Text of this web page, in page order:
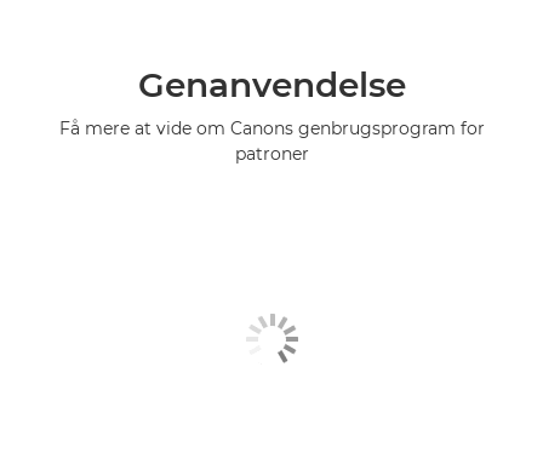
Genanvendelse
Få mere at vide om Canons genbrugsprogram for
patroner